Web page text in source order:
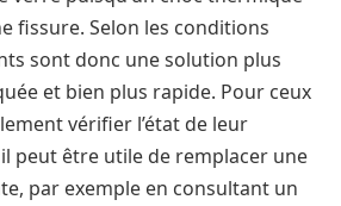
fissure. Selon les conditions
sont donc une solution plus
et bien plus rapide. Pour ceux
vérifier l’état de leur
peut être utile de remplacer une
par exemple en consultant un